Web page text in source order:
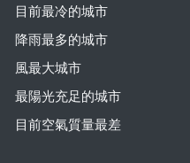
目前最冷的城市
降雨最多的城市
風最大城市
最陽光充足的城市
目前空氣質量最差